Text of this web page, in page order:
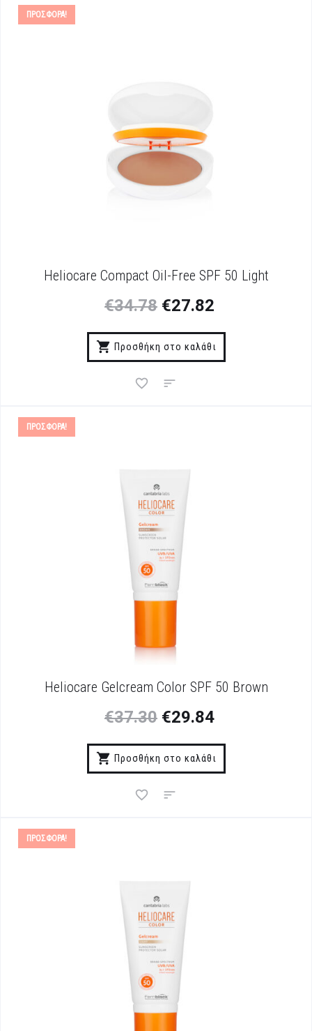
ΠΡΟΣΦΟΡΆ!
Heliocare Compact Oil-Free SPF 50 Light
€34.78 €27.82
Προσθήκη στο καλάθι
ΠΡΟΣΦΟΡΆ!
Heliocare Gelcream Color SPF 50 Brown
€37.30 €29.84
Προσθήκη στο καλάθι
ΠΡΟΣΦΟΡΆ!